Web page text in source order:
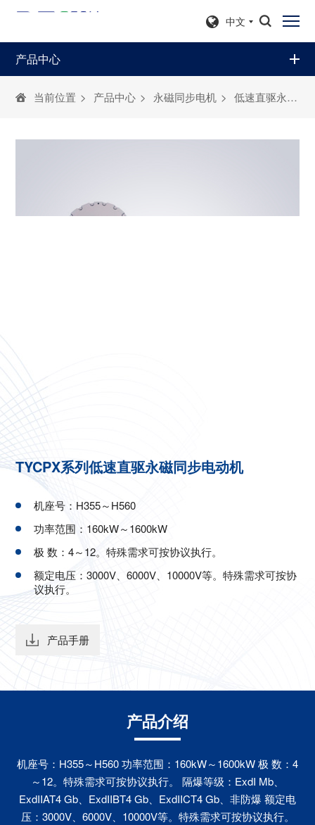
中文
产品中心
当前位置 > 产品中心 > 永磁同步电机 > 低速直驱永磁同步电动机
TYCPX系列低速直驱永磁同步电动机
机座号：H355～H560
功率范围：160kW～1600kW
极 数：4～12。特殊需求可按协议执行。
额定电压：3000V、6000V、10000V等。特殊需求可按协
议执行。
产品手册
产品介绍
机座号：H355～H560 功率范围：160kW～1600kW 极 数：4
～12。特殊需求可按协议执行。 隔爆等级：ExdI Mb、
ExdIIAT4 Gb、ExdIIBT4 Gb、ExdIICT4 Gb、非防爆 额定电
压：3000V、6000V、10000V等。特殊需求可按协议执行。